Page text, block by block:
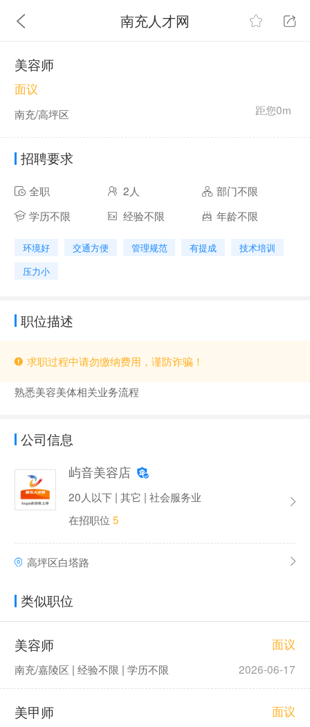
南充人才网
美容师
距您0m
面议
南充/高坪区
招聘要求
全职 2人
部门不限
学历不限
经验不限 年龄不限
环境好 交通方便 管理规范 有提成
技术培训
压力小
职位描述
求职过程中请勿缴纳费用，谨防诈骗！
熟悉美容美体相关业务流程
公司信息
屿音美容店
20人以下 | 其它 | 社会服务业
在招职位 5
高坪区白塔路
类似职位
美容师 面议
南充/嘉陵区 | 经验不限 | 学历不限 2026-06-17
美甲师 面议